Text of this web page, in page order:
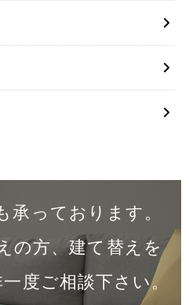
承っております。
の方、建て替えを
度ご相談下さい。